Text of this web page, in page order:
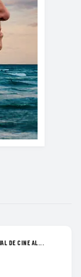
DE CINE AL...